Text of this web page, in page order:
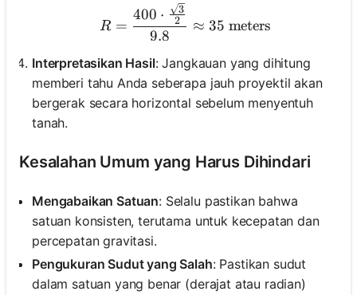
R =
9.8
400 ⋅ 2
3
≈ 35 meters
Interpretasikan Hasil: Jangkauan yang dihitung
memberi tahu Anda seberapa jauh proyektil akan
bergerak secara horizontal sebelum menyentuh
tanah.
Kesalahan Umum yang Harus Dihindari
Mengabaikan Satuan: Selalu pastikan bahwa
satuan konsisten, terutama untuk kecepatan dan
percepatan gravitasi.
Pengukuran Sudut yang Salah: Pastikan sudut
dalam satuan yang benar (derajat atau radian)